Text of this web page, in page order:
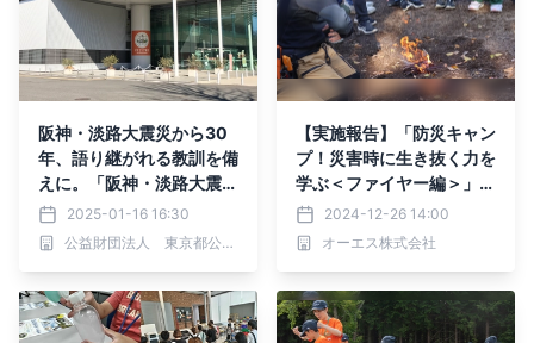
阪神・淡路大震災から30
年、語り継がれる教訓を備
えに。「阪神・淡路大震災
の語り部とまわる東京直下
72h ツアー」東京臨海広
域防災公園で1/19(日)開催
2025-01-16 16:30
公益財団法人 東京都公園協会
【実施報告】「防災キャン
プ！災害時に生き抜く力を
学ぶ＜ファイヤー編＞」
神戸・多井畑交流広場で親
子参加型の体験イベントを
実施しました
2024-12-26 14:00
オーエス株式会社